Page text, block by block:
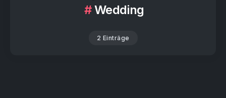
Wedding
2 Einträge